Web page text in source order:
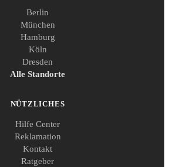
Berlin
München
Hamburg
Köln
Dresden
Alle Standorte
NÜTZLICHES
Hilfe Center
Reklamation
Kontakt
Ratgeber